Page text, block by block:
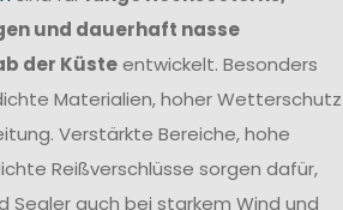
und dauerhaft nasse
der Küsteentwickelt. Besonders
Materialien, hoher Wetterschutz
Verstärkte Bereiche, hohe
Reißverschlüsse sorgen dafür,
Segler auch bei starkem Wind und